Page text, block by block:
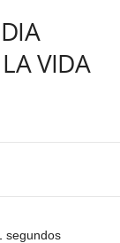
VIDA
segundos